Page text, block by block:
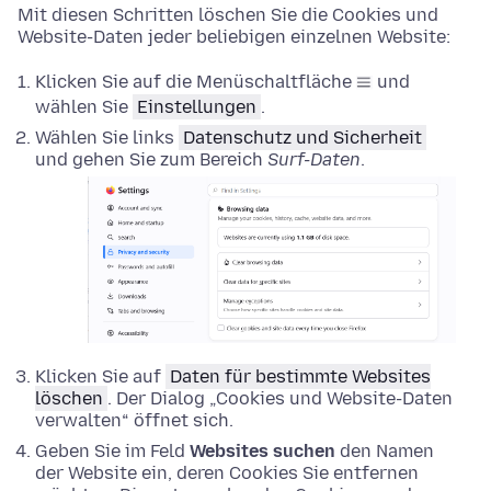
Mit diesen Schritten löschen Sie die Cookies und
Website-Daten jeder beliebigen einzelnen Website:
Klicken Sie auf die Menüschaltfläche
und
wählen Sie Einstellungen .
Wählen Sie links Datenschutz und Sicherheit
und gehen Sie zum Bereich Surf-Daten.
Klicken Sie auf Daten für bestimmte Websites
löschen . Der Dialog „Cookies und Website-Daten
verwalten“ öffnet sich.
Geben Sie im Feld Websites suchen den Namen
der Website ein, deren Cookies Sie entfernen